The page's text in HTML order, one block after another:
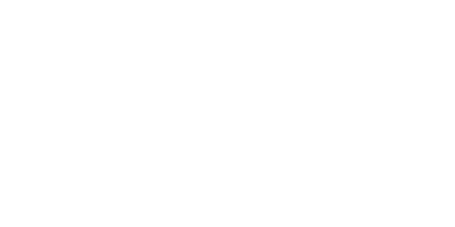
zdarma (dle dostupnosti), bar na pláži (vybrané rozlévané nealkoholické nápoje a pivo, červenec-srpen), shuttle na pláž zdarma